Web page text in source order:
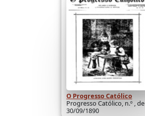
O Progresso Católico
Progresso Católico, n.º , de
30/09/1890